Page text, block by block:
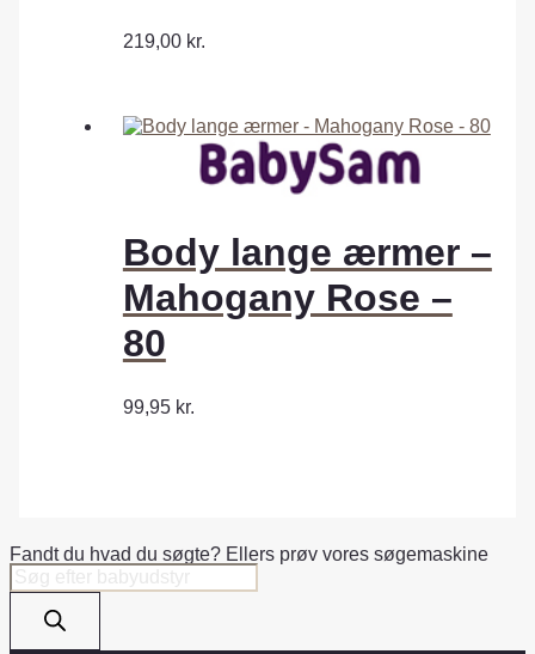
219,00 kr.
Body lange ærmer –
Mahogany Rose –
80
99,95 kr.
Fandt du hvad du søgte? Ellers prøv vores søgemaskine
Products
search